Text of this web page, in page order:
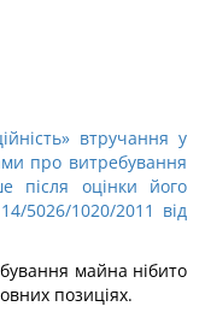
втручання у
про витребування
після оцінки його
5026/1020/2011 від
майна нібито
позиціях.